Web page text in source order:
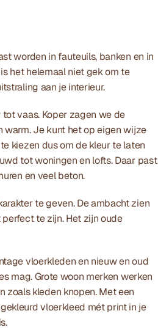
worden in fauteuils, banken en in
het helemaal niet gek om te
aan je interieur.
vaas. Koper zagen we de
warm. Je kunt het op eigen wijze
kiezen dus om de kleur te laten
tot woningen en lofts. Daar past
en veel beton.
te geven. De ambacht zien
te zijn. Het zijn oude
vloerkleden en nieuw en oud
mag. Grote woon merken werken
zoals kleden knopen. Met een
vloerkleed mét print in je